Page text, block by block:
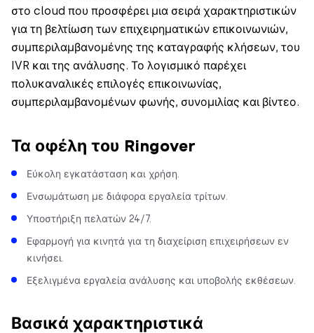
στο cloud που προσφέρει μια σειρά χαρακτηριστικών
για τη βελτίωση των επιχειρηματικών επικοινωνιών,
συμπεριλαμβανομένης της καταγραφής κλήσεων, του
IVR και της ανάλυσης. Το λογισμικό παρέχει
πολυκαναλικές επιλογές επικοινωνίας,
συμπεριλαμβανομένων φωνής, συνομιλίας και βίντεο.
Τα οφέλη του Ringover
Εύκολη εγκατάσταση και χρήση.
Ενσωμάτωση με διάφορα εργαλεία τρίτων.
Υποστήριξη πελατών 24/7.
Εφαρμογή για κινητά για τη διαχείριση επιχειρήσεων εν
κινήσει.
Εξελιγμένα εργαλεία ανάλυσης και υποβολής εκθέσεων.
Βασικά χαρακτηριστικά